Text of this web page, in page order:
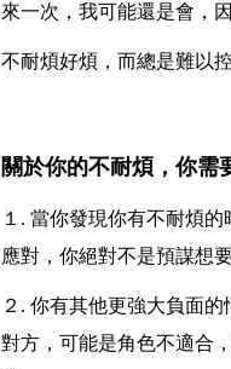
來一次，我可能還是會，
不耐煩好煩，而總是難以控
關於你的不耐煩，你需
１. 當你發現你有不耐煩
應對，你絕對不是預謀想
２. 你有其他更強大負面
對方，可能是角色不適合